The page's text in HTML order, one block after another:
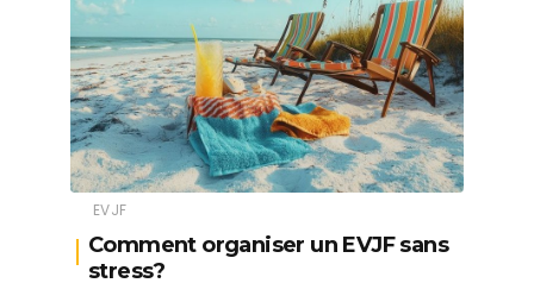
EVJF
Comment organiser un EVJF sans
stress?